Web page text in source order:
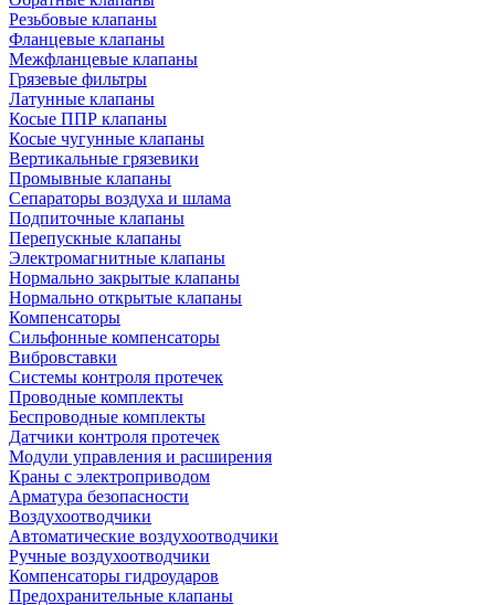
Резьбовые клапаны
Фланцевые клапаны
Межфланцевые клапаны
Грязевые фильтры
Латунные клапаны
Косые ППР клапаны
Косые чугунные клапаны
Вертикальные грязевики
Промывные клапаны
Сепараторы воздуха и шлама
Подпиточные клапаны
Перепускные клапаны
Электромагнитные клапаны
Нормально закрытые клапаны
Нормально открытые клапаны
Компенсаторы
Сильфонные компенсаторы
Вибровставки
Системы контроля протечек
Проводные комплекты
Беспроводные комплекты
Датчики контроля протечек
Модули управления и расширения
Краны с электроприводом
Арматура безопасности
Воздухоотводчики
Автоматические воздухоотводчики
Ручные воздухоотводчики
Компенсаторы гидроударов
Предохранительные клапаны